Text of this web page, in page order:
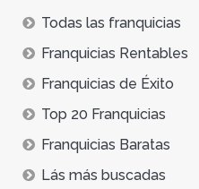
Todas las franquicias
Franquicias Rentables
Franquicias de Éxito
Top 20 Franquicias
Franquicias Baratas
Lás más buscadas